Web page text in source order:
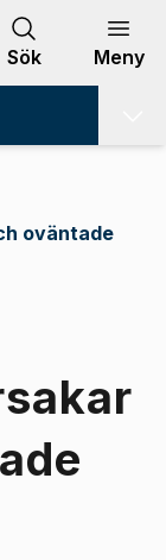
Sök Meny
oväntade